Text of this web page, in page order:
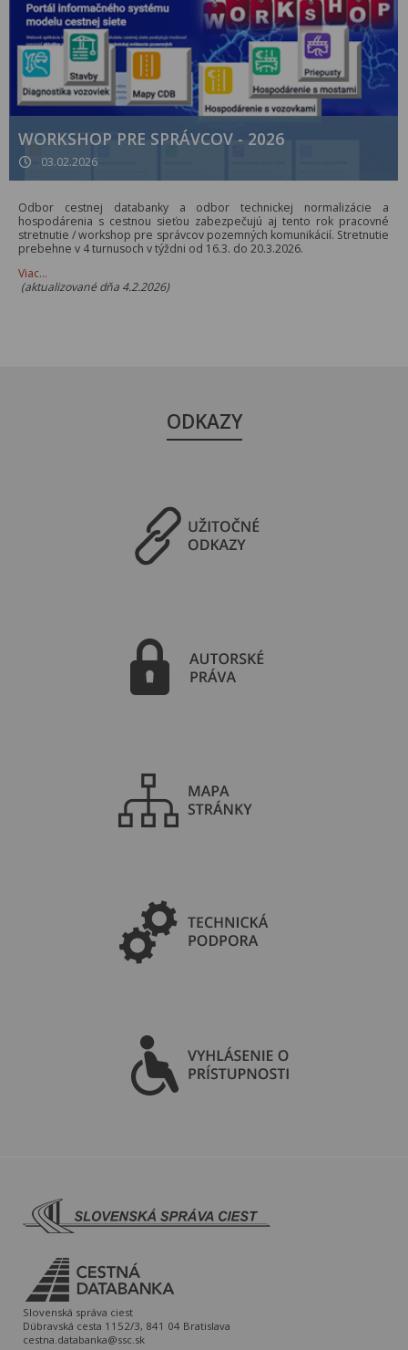
WORKSHOP PRE SPRÁVCOV - 2026
03.02.2026
Odbor cestnej databanky a odbor technickej normalizácie a
hospodárenia s cestnou sieťou zabezpečujú aj tento rok pracovné
stretnutie / workshop pre správcov pozemných komunikácií. Stretnutie
prebehne v 4 turnusoch v týždni od 16.3. do 20.3.2026.
Viac…
(aktualizované dňa 4.2.2026)
ODKAZY
Slovenská správa ciest
Dúbravská cesta 1152/3, 841 04 Bratislava
cestna.databanka@ssc.sk